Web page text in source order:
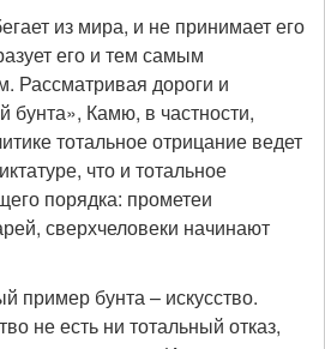
из мира, и не принимает его
его и тем самым
Рассматривая дороги и
бунта», Камю, в частности,
тотальное отрицание ведет
что и тотальное
порядка: прометеи
сверхчеловеки начинают
пример бунта – искусство.
не есть ни тотальный отказ,